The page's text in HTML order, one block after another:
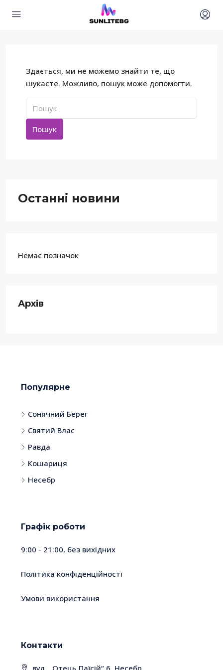
Здається, ми не можемо знайти те, що
шукаєте. Можливо, пошук може допомогти.
Пошук
Останні новини
Немає позначок
Архів
Популярне
Сонячний Берег
Святий Влас
Равда
Кошариця
Несебр
Графік роботи
9:00 - 21:00, без вихідних
Політика конфіденційності
Умови використання
Контакти
вул. „Отець Паїсій“ 6, Несебр